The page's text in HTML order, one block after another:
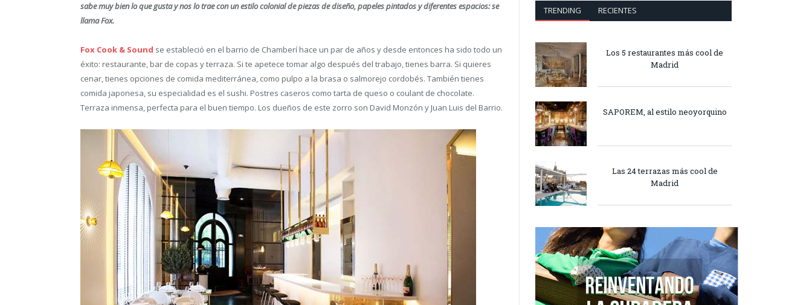
sabe muy bien lo que gusta y nos lo trae con un estilo colonial de piezas de diseño, papeles pintados y diferentes espacios:se
llama Fox.
Fox Cook & Sound se estableció en el barrio de Chamberí hace un par de años y desde entonces ha sido todo un
éxito: restaurante, bar de copas y terraza. Si te apetece tomar algo después del trabajo, tienes barra. Si quieres
cenar, tienes opciones de comida mediterránea, como pulpo a la brasa o salmorejo cordobés. También tienes
comida japonesa, su especialidad es el sushi. Postres caseros como tarta de queso o coulant de chocolate.
Terraza inmensa, perfecta para el buen tiempo. Los dueños de este zorro son David Monzón y Juan Luis del Barrio.
TRENDING RECIENTES
Los 5 restaurantes más cool de
Madrid
SAPOREM, al estilo neoyorquino
Las 24 terrazas más cool de
Madrid